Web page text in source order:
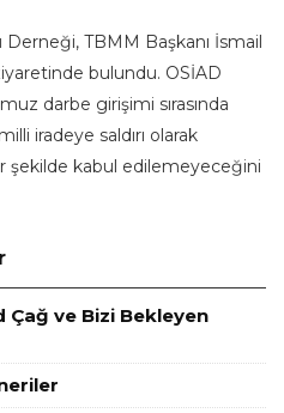
TBMM Başkanı İsmail
bulundu. OSİAD
darbe girişimi sırasında
iradeye saldırı olarak
şekilde kabul edilemeyeceğini
Çağ ve Bizi Bekleyen